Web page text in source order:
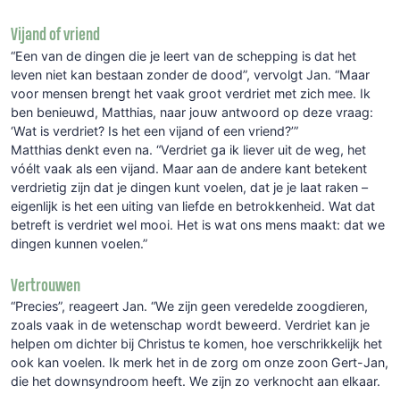
Vijand of vriend
“Een van de dingen die je leert van de schepping is dat het
leven niet kan bestaan zonder de dood”, vervolgt Jan. “Maar
voor mensen brengt het vaak groot verdriet met zich mee. Ik
ben benieuwd, Matthias, naar jouw antwoord op deze vraag:
‘Wat is verdriet? Is het een vijand of een vriend?’”
Matthias denkt even na. “Verdriet ga ik liever uit de weg, het
vóélt vaak als een vijand. Maar aan de andere kant betekent
verdrietig zijn dat je dingen kunt voelen, dat je je laat raken –
eigenlijk is het een uiting van liefde en betrokkenheid. Wat dat
betreft is verdriet wel mooi. Het is wat ons mens maakt: dat we
dingen kunnen voelen.”
Vertrouwen
“Precies”, reageert Jan. “We zijn geen veredelde zoogdieren,
zoals vaak in de wetenschap wordt beweerd. Verdriet kan je
helpen om dichter bij Christus te komen, hoe verschrikkelijk het
ook kan voelen. Ik merk het in de zorg om onze zoon Gert-Jan,
die het downsyndroom heeft. We zijn zo verknocht aan elkaar.